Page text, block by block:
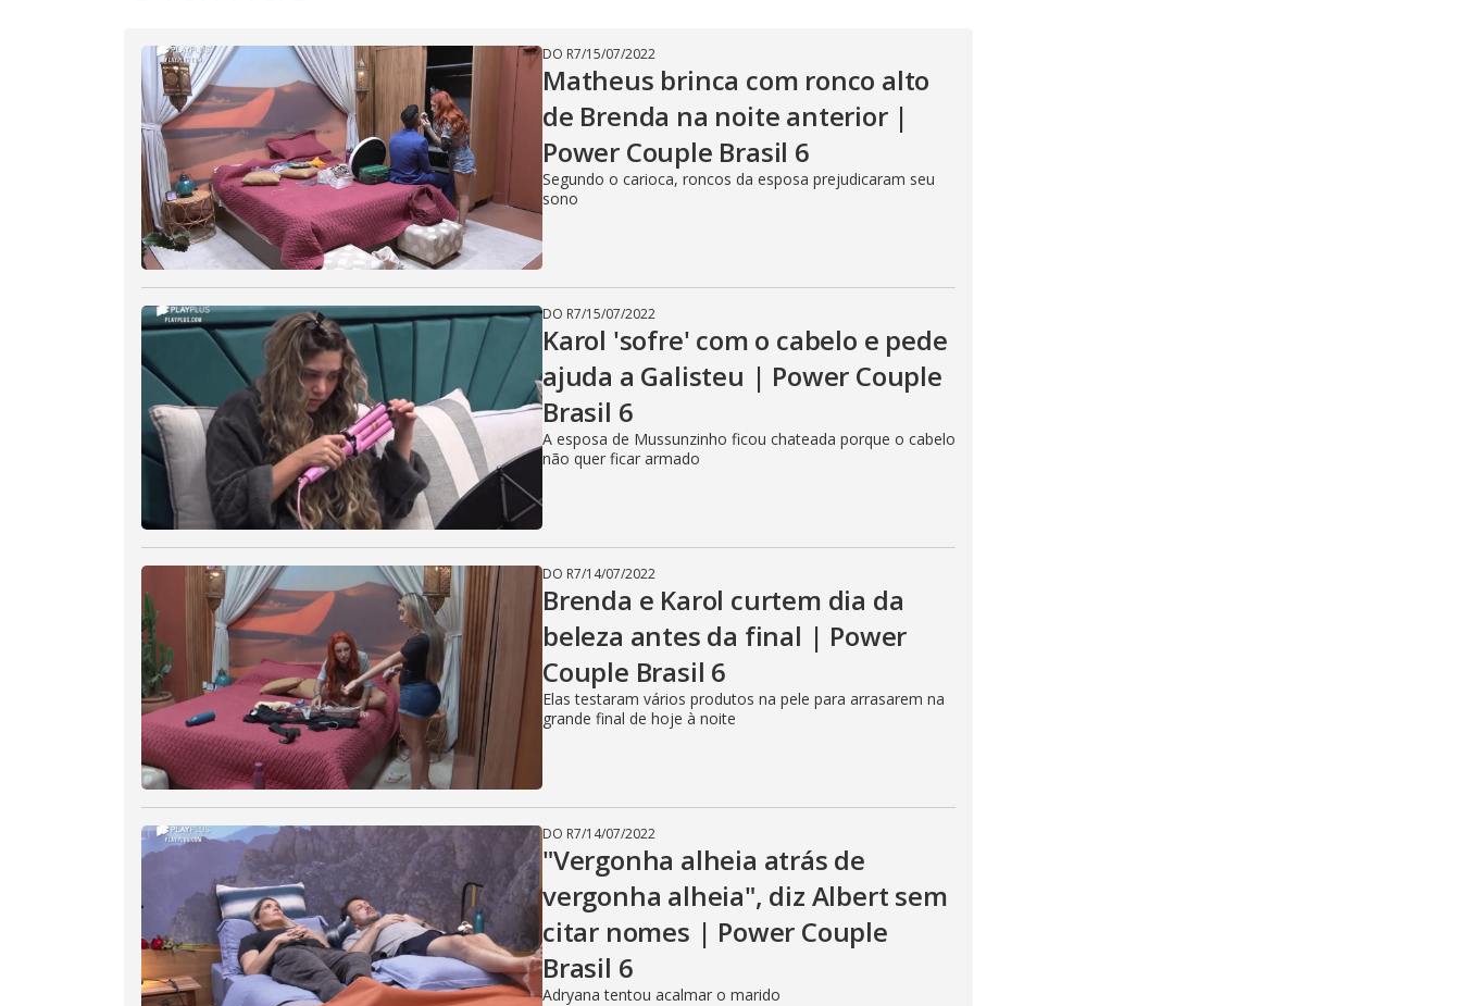
i
d
e
o
DO R7/15/07/2022
Matheus brinca com ronco alto
de Brenda na noite anterior |
Power Couple Brasil 6
Segundo o carioca, roncos da esposa prejudicaram seu
sono
DO R7/15/07/2022
Karol 'sofre' com o cabelo e pede
ajuda a Galisteu | Power Couple
Brasil 6
A esposa de Mussunzinho ficou chateada porque o cabelo
não quer ficar armado
DO R7/14/07/2022
Brenda e Karol curtem dia da
beleza antes da final | Power
Couple Brasil 6
Elas testaram vários produtos na pele para arrasarem na
grande final de hoje à noite
DO R7/14/07/2022
"Vergonha alheia atrás de
vergonha alheia", diz Albert sem
citar nomes | Power Couple
Brasil 6
Adryana tentou acalmar o marido